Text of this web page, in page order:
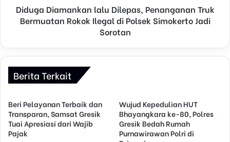
Diduga Diamankan lalu Dilepas, Penanganan Truk
Bermuatan Rokok Ilegal di Polsek Simokerto Jadi
Sorotan
Berita Terkait
Beri Pelayanan Terbaik dan
Transparan, Samsat Gresik
Tuai Apresiasi dari Wajib
Pajak
Wujud Kepedulian HUT
Bhayangkara ke-80, Polres
Gresik Bedah Rumah
Purnawirawan Polri di